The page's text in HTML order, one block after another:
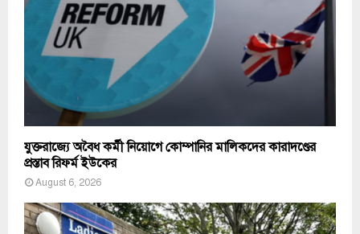
যুক্তরাজ্যে অবৈধ কর্মী নিয়োগে কোম্পানির মালিকদের কারাদণ্ডের
প্রস্তাব রিফর্ম ইউকের
August 6, 2026